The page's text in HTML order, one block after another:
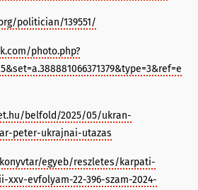
politician/139551/
photo.php?
belfold/2025/05/ukran-
peter-ukrajnai-utazas
egyeb/reszletes/karpati-
xxv-evfolyam-22-396-szam-2024-